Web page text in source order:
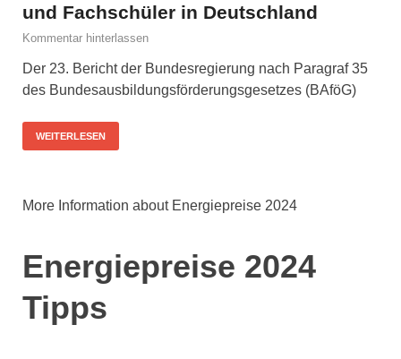
und Fachschüler in Deutschland
Kommentar hinterlassen
Der 23. Bericht der Bundesregierung nach Paragraf 35
des Bundesausbildungsförderungsgesetzes (BAföG)
WEITERLESEN
More Information about Energiepreise 2024
Energiepreise 2024
Tipps